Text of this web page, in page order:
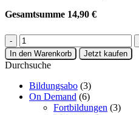
Gesamtsumme 14,90 €
Gesundheitsfaktor
Nährstoffe
Menge
In den Warenkorb Jetzt kaufen
Durchsuche
Bildungsabo (3)
On Demand (6)
Fortbildungen (3)